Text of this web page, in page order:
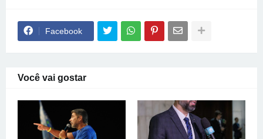
Facebook
Você vai gostar